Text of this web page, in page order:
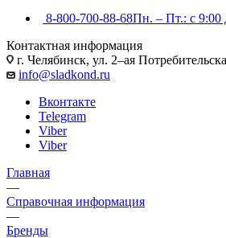
8-800-700-88-68Пн. – Пт.: с 9:00
Контактная информация
г. Челябинск, ул. 2–ая
info@sladkond.ru
Вконтакте
Telegram
Viber
Viber
Главная
—
Справочная информация
—
Бренды